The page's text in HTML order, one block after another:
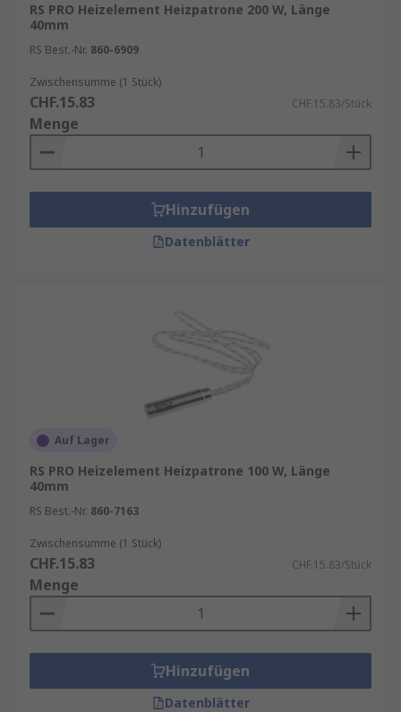
RS PRO Heizelement Heizpatrone 200 W, Länge
40mm
RS Best.-Nr. 860-6909
Zwischensumme (1 Stück)
CHF.15.83 CHF.15.83/Stück
Menge
Hinzufügen
Datenblätter
Auf Lager
RS PRO Heizelement Heizpatrone 100 W, Länge
40mm
RS Best.-Nr. 860-7163
Zwischensumme (1 Stück)
CHF.15.83 CHF.15.83/Stück
Menge
Hinzufügen
Datenblätter